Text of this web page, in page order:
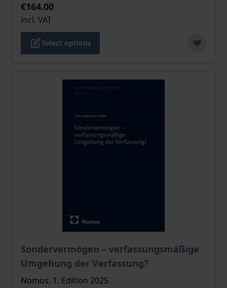
€164.00
incl. VAT
Select options
Sondervermögen – verfassungsmäßige
Umgehung der Verfassung?
The price depends on the options chosen on the
Nomos, 1. Edition 2025